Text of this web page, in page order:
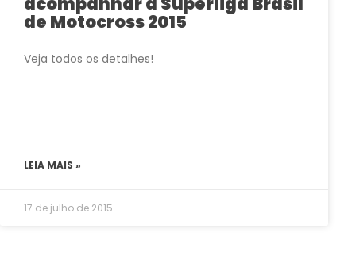
de Motocross 2015
Veja todos os detalhes!
LEIA MAIS »
17 de julho de 2015